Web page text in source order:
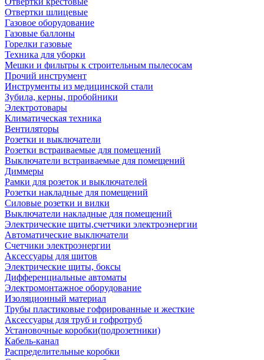
Отвертки шлицевые
Газовое оборудование
Газовые баллоны
Горелки газовые
Техника для уборки
Мешки и фильтры к строительным пылесосам
Прочий инструмент
Инструменты из медицинской стали
Зубила, керны, пробойники
Электротовары
Климатическая техника
Вентиляторы
Розетки и выключатели
Розетки встраиваемые для помещений
Выключатели встраиваемые для помещений
Диммеры
Рамки для розеток и выключателей
Розетки накладные для помещений
Силовые розетки и вилки
Выключатели накладные для помещений
Электрические щиты,счетчики электроэнергии
Автоматические выключатели
Счетчики электроэнергии
Аксессуары для щитов
Электрические щиты, боксы
Дифференциальные автоматы
Электромонтажное оборудование
Изоляционный материал
Трубы пластиковые гофрированные и жесткие
Аксессуары для труб и гофротруб
Установочные коробки(подрозетники)
Кабель-канал
Распределительные коробки